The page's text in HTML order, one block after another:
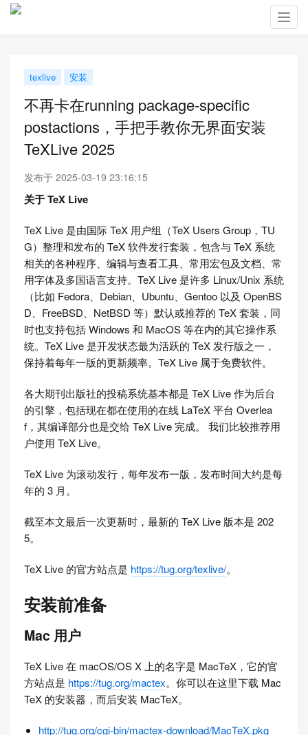
texlive 安装
不再卡在running package-specific
postactions，手把手教你无界面安装
TeXLive 2025
发布于 2025-03-19 23:16:15
关于 TeX Live
TeX Live 是由国际 TeX 用户组（TeX Users Group，TU
G）整理和发布的 TeX 软件发行套装，包含与 TeX 系统
相关的各种程序、编辑与查看工具、常用宏包及文档、常
用字体及多国语言支持。TeX Live 是许多 Linux/Unix 系统
（比如 Fedora、Debian、Ubuntu、Gentoo 以及 OpenBS
D、FreeBSD、NetBSD 等）默认或推荐的 TeX 套装，同
时也支持包括 Windows 和 MacOS 等在内的其它操作系
统。TeX Live 是开发状态最为活跃的 TeX 发行版之一，
保持着每年一版的更新频率。TeX Live 属于免费软件。
各大期刊出版社的投稿系统基本都是 TeX Live 作为后台
的引擎，包括现在都在使用的在线 LaTeX 平台 Overlea
f，其编译部分也是交给 TeX Live 完成。 我们比较推荐用
户使用 TeX Live。
TeX Live 为滚动发行，每年发布一版，发布时间大约是每
年的 3 月。
截至本文最后一次更新时，最新的 TeX Live 版本是 202
5。
TeX Live 的官方站点是 https://tug.org/texlive/。
安装前准备
Mac 用户
TeX Live 在 macOS/OS X 上的名字是 MacTeX，它的官
方站点是 https://tug.org/mactex。你可以在这里下载 Mac
TeX 的安装器，而后安装 MacTeX。
http://tug.org/cgi-bin/mactex-download/MacTeX.pkg